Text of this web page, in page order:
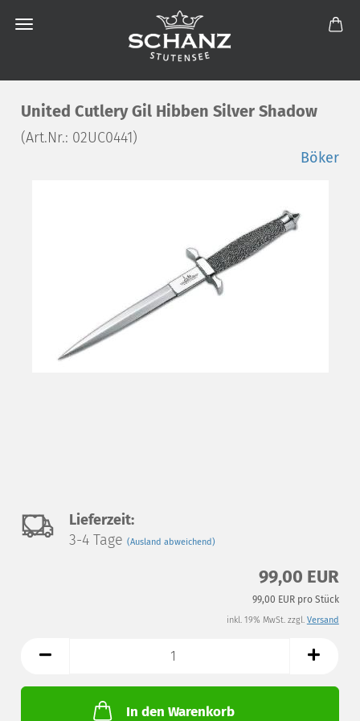
United Cutlery Gil Hibben Silver Shadow
(Art.Nr.: 02UC0441)
Böker
Auf
den
Lieferzeit:
3-4 Tage(Ausland abweichend)
99,00 EUR
99,00 EUR pro Stück
inkl. 19% MwSt. zzgl. Versand
In den Warenkorb